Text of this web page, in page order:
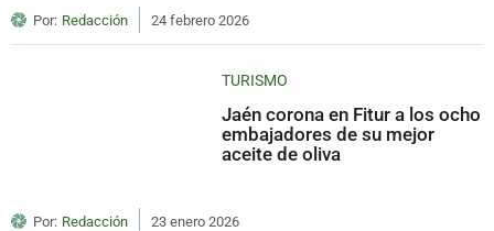
Por: Redacción 24 febrero 2026
TURISMO
Jaén corona en Fitur a los ocho
embajadores de su mejor
aceite de oliva
Por: Redacción 23 enero 2026